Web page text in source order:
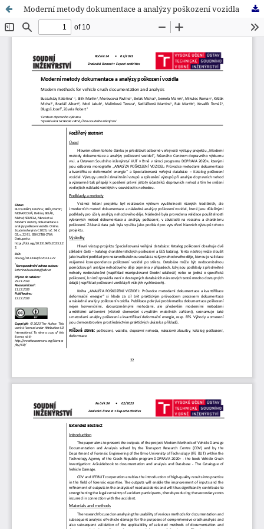
Moderní metody dokumentace a analýzy poškození vozidla